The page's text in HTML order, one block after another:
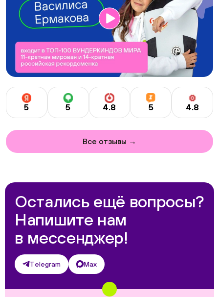
«Живые» онлайн-занятия с учителями, на которых
мы закрепляем тему;
Постоянный контроль процесса со стороны
персонального куратора;
«Ручная» проверка выполненных домашних
заданий.
Возможность посещения дополнительного онлайн-
курса по подготовке к ЕГЭ по физике.
Услуга репетитора оплачивается отдельно.
в месяц по предмету.
заветные баллы на экзамене.
5 5 4.8 5 4.8
Все отзывы →
Остались ещё вопросы?
Напишите нам
в мессенджер!
Telegram Max